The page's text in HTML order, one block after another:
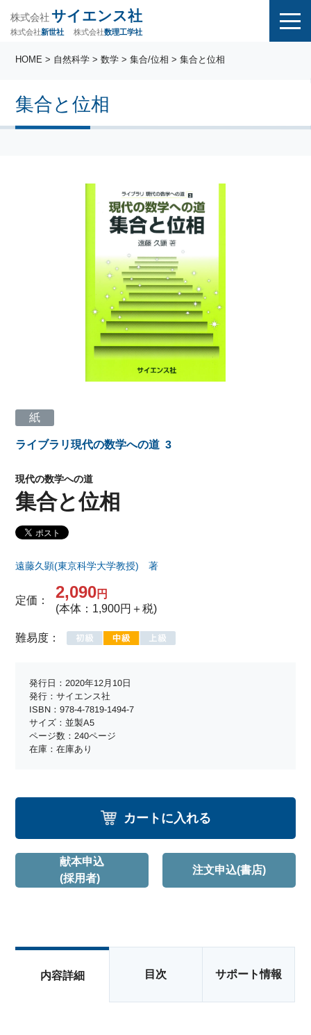
株式会社 サイエンス社
株式会社新世社 株式会社数理工学社
集合と位相
HOME > 自然科学 >数学 >集合/位相 > 集合と位相
紙
ライブラリ現代の数学への道 3
現代の数学への道
集合と位相
遠藤久顕(東京科学大学教授) 著
定価： 2,090円
(本体：1,900円＋税)
難易度：
発行日：2020年12月10日
発行：サイエンス社
ISBN：978-4-7819-1494-7
サイズ：並製A5
ページ数：240ページ
在庫：在庫あり
カートに入れる
献本申込
(採用者)
注文申込(書店)
内容詳細 目次 サポート情報